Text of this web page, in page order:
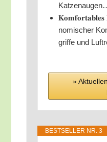
no­mi­scher
grif­fe und
»
BEST­SEL­LER NR. 3